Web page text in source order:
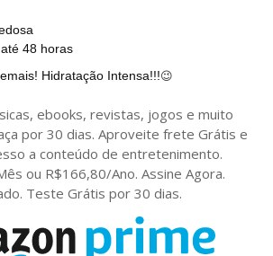
48 horas
Hidratação Intensa!!!😉
ebooks, revistas, jogos e muito
por 30 dias. Aproveite frete Grátis e
a conteúdo de entretenimento.
ou R$166,80/Ano. Assine Agora.
Teste Grátis por 30 dias.